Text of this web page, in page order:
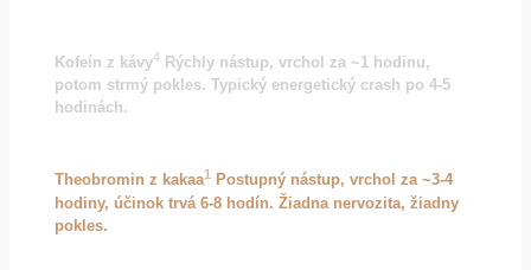
Kofeín z kávy4 Rýchly nástup, vrchol za ~1 hodinu,
potom strmý pokles. Typický energetický crash po 4-5
hodinách.
Theobromin z kakaa1
Postupný nástup, vrchol za ~3-4
hodiny, účinok trvá 6-8 hodín. Žiadna nervozita, žiadny
pokles.